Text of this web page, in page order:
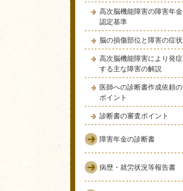
高次脳機能障害の障害年金
認定基準
脳の損傷部位と障害の症状
高次脳機能障害により発症
する主な障害の解説
医師への診断書作成依頼の
ポイント
診断書の審査ポイント
障害年金の診断書
病歴・就労状況等報告書